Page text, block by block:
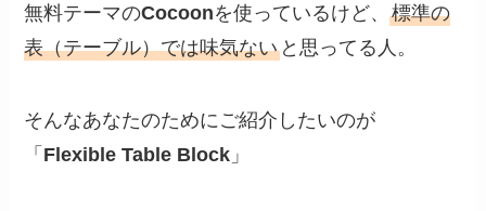
無料テーマのCocoonを使っているけど、標準の
表（テーブル）では味気ない と思ってる人。
そんなあなたのためにご紹介したいのが
「 Flexible Table Block 」